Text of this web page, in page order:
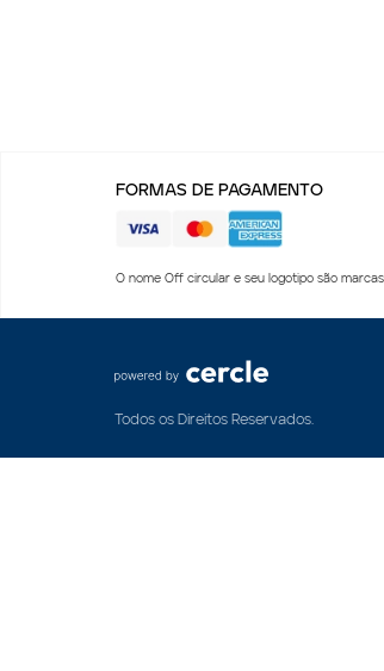
FORMAS DE PAGAMENTO
O nome Off circular e seu logotipo são
Todos os Direitos Reservados.